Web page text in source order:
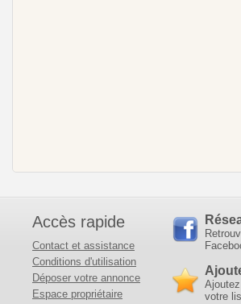
Accès rapide
Contact et assistance
Conditions d'utilisation
Déposer votre annonce
Espace propriétaire
votre